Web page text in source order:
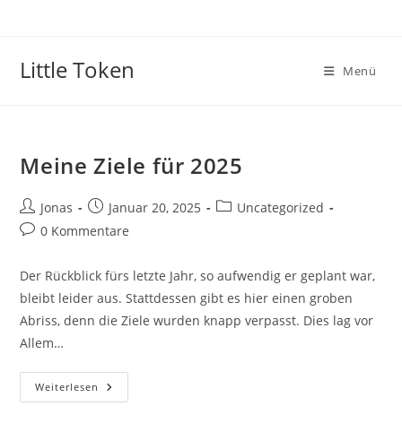
Little Token Menü
Meine Ziele für 2025
Jonas Januar 20, 2025
Uncategorized
0 Kommentare
Der Rückblick fürs letzte Jahr, so aufwendig er geplant war,
bleibt leider aus. Stattdessen gibt es hier einen groben
Abriss, denn die Ziele wurden knapp verpasst. Dies lag vor
Allem…
Weiterlesen